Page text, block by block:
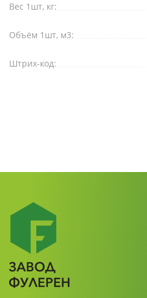
Вес 1шт, кг:
Объём 1шт, м3:
Штрих-код: